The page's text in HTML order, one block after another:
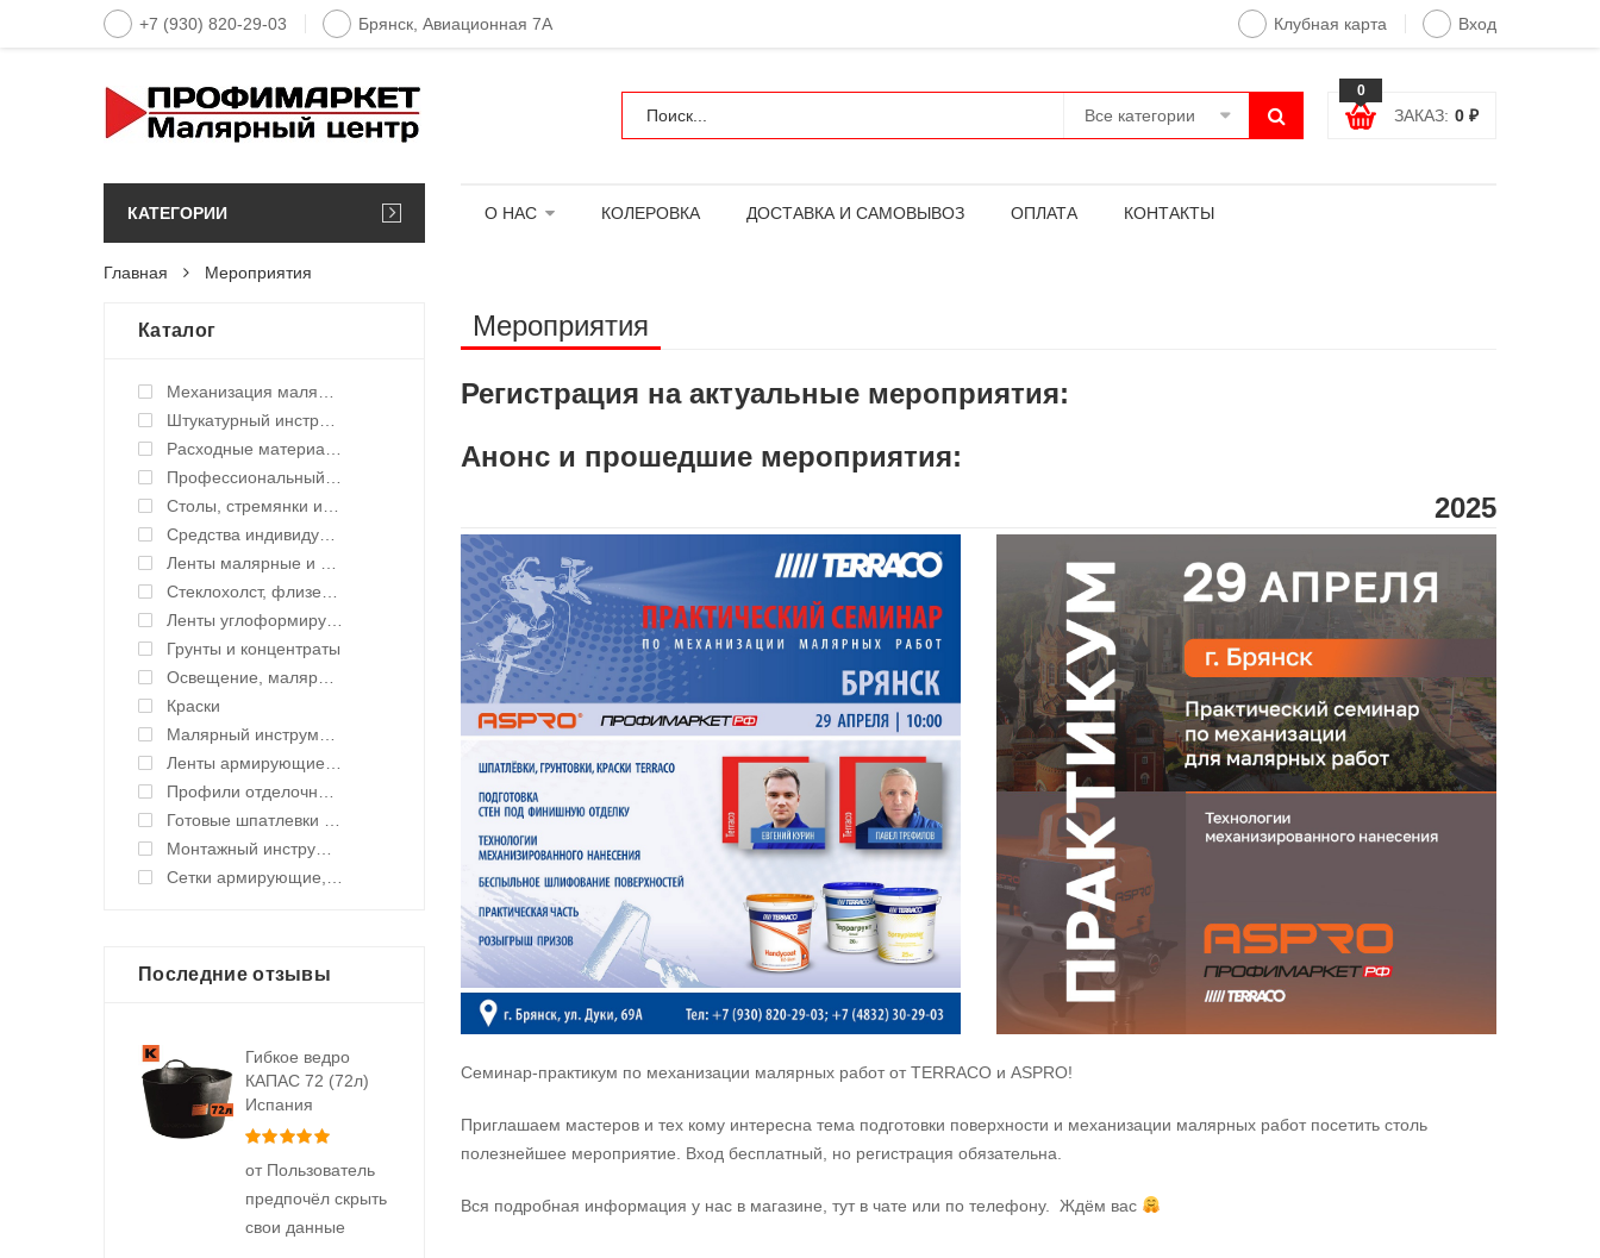
+7 (930) 820-29-03 Брянск, Авиационная 7А Клубная карта Вход
Все категории
0
ЗАКАЗ: 0 ₽
КАТЕГОРИИ О НАС КОЛЕРОВКА ДОСТАВКА И САМОВЫВОЗ ОПЛАТА КОНТАКТЫ
Главная Мероприятия
Мероприятия
Регистрация на актуальные мероприятия:
Анонс и прошедшие мероприятия:
2025
Семинар-практикум по механизации малярных работ от TERRACO и ASPRO!
Приглашаем мастеров и тех кому интересна тема подготовки поверхности и механизации малярных работ посетить столь
полезнейшее мероприятие. Вход бесплатный, но регистрация обязательна.
Вся подробная информация у нас в магазине, тут в чате или по телефону. Ждём вас
Каталог
Механизация малярных работ
Штукатурный инструмент
Расходные материалы
Профессиональный инструмент и оборудование
Столы, стремянки и подмости
Средства индивидуальной защиты (СИЗ)
Ленты малярные и укрывные материалы
Стеклохолст, флизелин малярный
Ленты углоформирующие, углозащитные
Грунты и концентраты
Освещение, малярные светильники
Краски
Малярный инструмент ручной
Ленты армирующие для швов и стыков
Профили отделочные для ГКЛ
Готовые шпатлевки и клея
Монтажный инструмент
Сетки армирующие, ленты уплотнительные
Последние отзывы
Гибкое ведро
КАПАС 72 (72л)
Испания
от Пользователь
предпочёл скрыть
свои данные